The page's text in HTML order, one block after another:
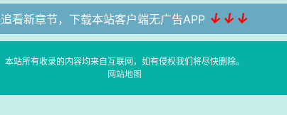
追看新章节，下载本站客户端无广告APP ↓↓↓
本站所有收录的内容均来自互联网，如有侵权我们将尽快删除。
网站地图